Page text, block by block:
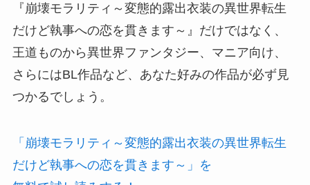
『崩壊モラリティ～変態的露出衣装の異世界転生
だけど執事への恋を貫きます～』だけではなく、
王道ものから異世界ファンタジー、マニア向け、
さらにはBL作品など、あなた好みの作品が必ず見
つかるでしょう。
「崩壊モラリティ～変態的露出衣装の異世界転生
だけど執事への恋を貫きます～」を